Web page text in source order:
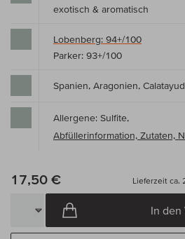
exotisch & aromatisch
Lobenberg: 94+/100
Parker: 93+/100
Spanien, Aragonien, Calatayud
Allergene: Sulfite,
Abfüllerinformation, Zutaten,
17,50 € Lieferzeit ca.
In den